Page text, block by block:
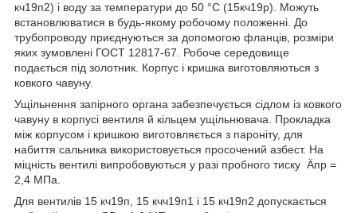
кч19п2) і воду за температури до 50 °C (15кч19р). Можуть
встановлюватися в будь-якому робочому положенні. До
трубопроводу приєднуються за допомогою фланців, розміри
яких зумовлені ГОСТ 12817-67. Робоче середовище
подається під золотник. Корпус і кришка виготовляються з
ковкого чавуну.
Ущільнення запірного органа забезпечується сідлом із ковкого
чавуну в корпусі вентиля й кільцем ущільнювача. Прокладка
між корпусом і кришкою виготовляється з пароніту, для
набиття сальника використовується просочений азбест. На
міцність вентилі випробовуються у разі пробного тиску Äпр =
2,4 МПа.
Для вентилів 15 кч19п, 15 кчч19п1 і 15 кч19п2 допускається